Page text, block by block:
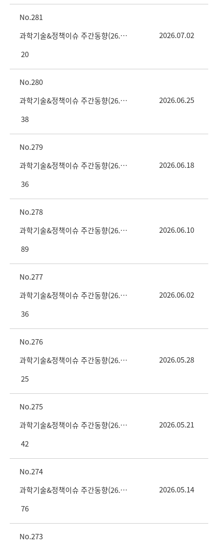
281
과학기술&정책이슈 주간동향(26. 7. 2 vol.26호)
2026.07.02
20
280
과학기술&정책이슈 주간동향(26. 6. 25 vol.25호)
2026.06.25
38
279
과학기술&정책이슈 주간동향(26. 6. 18 vol.24호)
2026.06.18
36
278
과학기술&정책이슈 주간동향(26. 6. 11. vol.23호)
2026.06.10
89
277
과학기술&정책이슈 주간동향(26. 6. 4. vol.22호)
2026.06.02
36
276
과학기술&정책이슈 주간동향(26. 5. 28 vol.21호)
2026.05.28
25
275
과학기술&정책이슈 주간동향(26. 5. 21 vol.20호)
2026.05.21
42
274
과학기술&정책이슈 주간동향(26. 5. 14. vol.19호)
2026.05.14
76
273